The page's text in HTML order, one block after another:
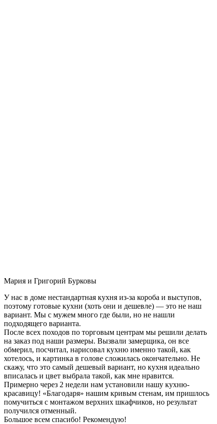
Мария и Григорий Бурковы
У нас в доме нестандартная кухня из-за короба и выступов,
поэтому готовые кухни (хоть они и дешевле) — это не наш
вариант. Мы с мужем много где были, но не нашли
подходящего варианта.
После всех походов по торговым центрам мы решили делать
на заказ под наши размеры. Вызвали замерщика, он все
обмерил, посчитал, нарисовал кухню именно такой, как
хотелось, и картинка в голове сложилась окончательно. Не
скажу, что это самый дешевый вариант, но кухня идеально
вписалась и цвет выбрала такой, как мне нравится.
Примерно через 2 недели нам установили нашу кухню-
красавицу! «Благодаря» нашим кривым стенам, им пришлось
помучиться с монтажом верхних шкафчиков, но результат
получился отменный.
Большое всем спасибо! Рекомендую!